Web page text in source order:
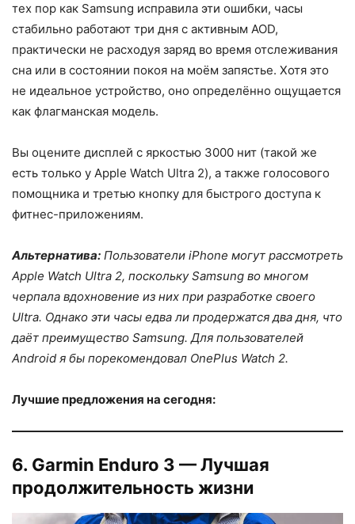
тех пор как Samsung исправила эти ошибки, часы
стабильно работают три дня с активным AOD,
практически не расходуя заряд во время отслеживания
сна или в состоянии покоя на моём запястье. Хотя это
не идеальное устройство, оно определённо ощущается
как флагманская модель.
Вы оцените дисплей с яркостью 3000 нит (такой же
есть только у Apple Watch Ultra 2), а также голосового
помощника и третью кнопку для быстрого доступа к
фитнес-приложениям.
Альтернатива: Пользователи iPhone могут рассмотреть
Apple Watch Ultra 2, поскольку Samsung во многом
черпала вдохновение из них при разработке своего
Ultra. Однако эти часы едва ли продержатся два дня, что
даёт преимущество Samsung. Для пользователей
Android я бы порекомендовал OnePlus Watch 2.
Лучшие предложения на сегодня:
6. Garmin Enduro 3 — Лучшая
продолжительность жизни